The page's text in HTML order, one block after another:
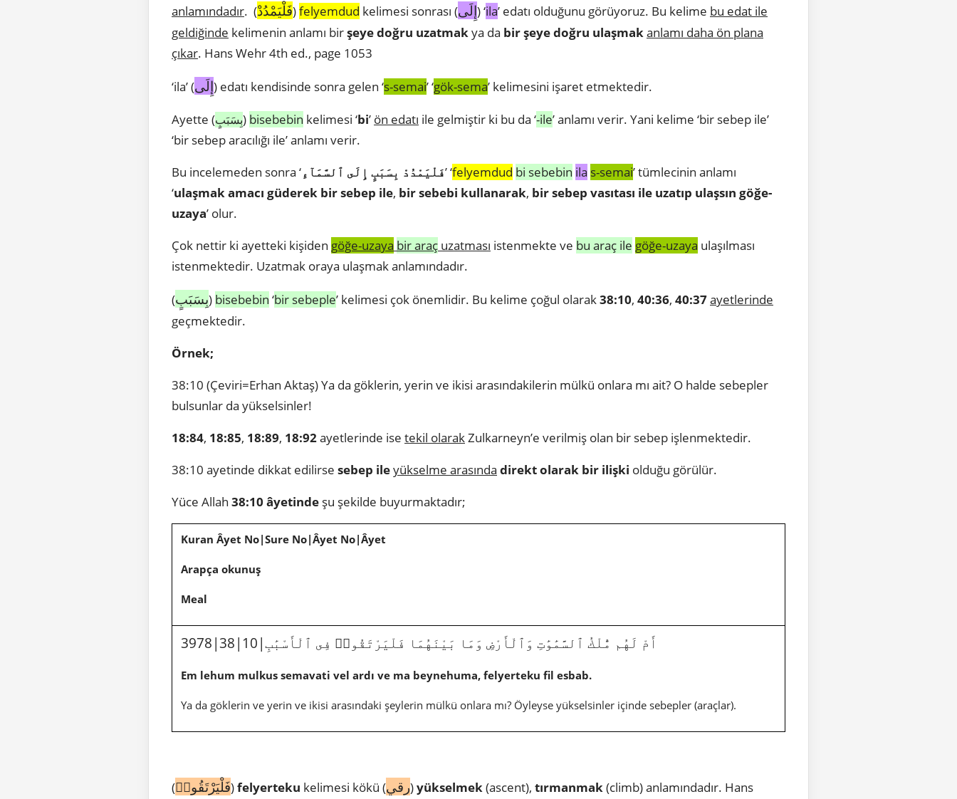
anlamındadır. (فَلْيَمْدُدْ)felyemdud kelimesi sonrası (إِلَى) ‘ila’ edatı olduğunu görüyoruz. Bu kelime bu edat ile
geldiğinde kelimenin anlamı birşeye doğru uzatmakya da bir şeye doğru ulaşmakanlamı daha ön plana
çıkar. Hans Wehr 4th ed., page 1053
‘ila’ (إِلَى) edatı kendisinde sonra gelen ‘s-semai’ ‘gök-sema’ kelimesini işaret etmektedir.
Ayette (بِسَبَبٍ) bisebebin kelimesi ‘bi’ ön edatı ile gelmiştir ki bu da ‘-ile’ anlamı verir. Yani kelime ‘bir sebep ile’
‘bir sebep aracılığı ile’ anlamı verir.
Bu incelemeden sonra ‘فَلْيَمْدُدْ بِسَبَبٍ إِلَى ٱلسَّمَآءِ’ ‘felyemdud bi sebebin ila s-semai’ tümlecinin anlamı
‘ulaşmak amacı güderek bir sebep ile, bir sebebi kullanarak, bir sebep vasıtası ile uzatıp ulaşsın göğe-
uzaya’ olur.
Çok nettir ki ayetteki kişiden göğe-uzaya bir araç uzatması istenmekte ve bu araç ile göğe-uzaya ulaşılması
istenmektedir. Uzatmak oraya ulaşmak anlamındadır.
(بِسَبَبٍ) bisebebin ‘bir sebeple’ kelimesi çok önemlidir. Bu kelime çoğul olarak38:10, 40:36, 40:37ayetlerinde
geçmektedir.
Örnek;
38:10 (Çeviri=Erhan Aktaş) Ya da göklerin, yerin ve ikisi arasındakilerin mülkü onlara mı ait? O halde sebepler
bulsunlar da yükselsinler!
18:84, 18:85, 18:89, 18:92ayetlerinde ise tekil olarakZulkarneyn’e verilmiş olan bir sebep işlenmektedir.
38:10 ayetinde dikkat edilirse sebep ileyükselme arasında direkt olarak bir ilişki olduğu görülür.
Yüce Allah 38:10 âyetinde şu şekilde buyurmaktadır;
Kuran Âyet No|Sure No|Âyet No|Âyet
Arapça okunuş
Meal
3978|38|10|أَمْ لَهُم مُّلْكُ ٱلسَّمَٰوَٰتِ وَٱلْأَرْضِ وَمَا بَيْنَهُمَا فَلْيَرْتَقُوا۟ فِى ٱلْأَسْبَٰبِ
Em lehum mulkus semavati vel ardı ve ma beynehuma, felyerteku fil esbab.
Ya da göklerin ve yerin ve ikisi arasındaki şeylerin mülkü onlara mı? Öyleyse yükselsinler içinde sebepler (araçlar).
(فَلْيَرْتَقُوا۟)felyerteku kelimesi kökü (رقي)yükselmek(ascent), tırmanmak(climb) anlamındadır. Hans